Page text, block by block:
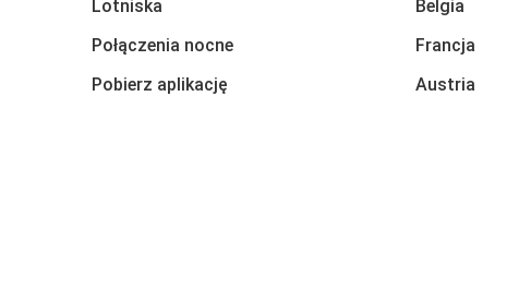
Lotniska
Połączenia nocne
Pobierz aplikację
Belgia
Francja
Austria